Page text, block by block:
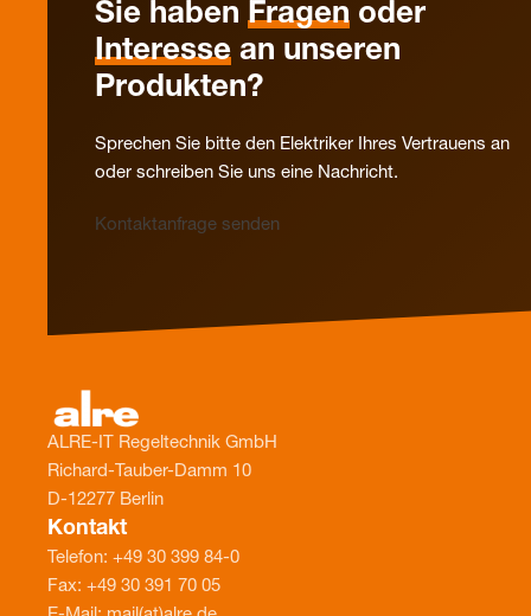
Sie haben Fragen oder
Interesse an unseren
Produkten?
Sprechen Sie bitte den Elektriker Ihres Vertrauens an
oder schreiben Sie uns eine Nachricht.
Kontaktanfrage senden
ALRE-IT Regeltechnik GmbH
Richard-Tauber-Damm 10
D-12277 Berlin
Kontakt
Telefon: +49 30 399 84-0
Fax: +49 30 391 70 05